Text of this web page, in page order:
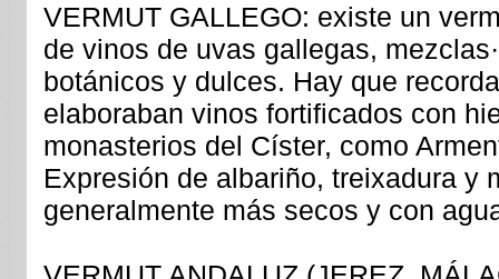
VERMUT GALLEGO: existe un
de vinos de uvas gallegas,
botánicos y dulces. Hay que
elaboraban vinos fortificados con
monasterios del Císter, como
Expresión de albariño, treixadura y
generalmente más secos y con